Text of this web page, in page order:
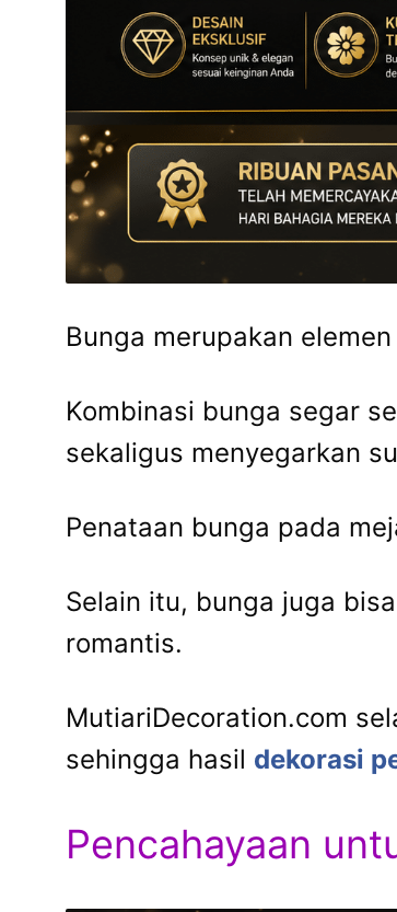
Bunga merupakan
Kombinasi bunga segar
sekaligus menyegarkan
Penataan bunga pada
Selain itu, bunga juga
romantis.
MutiariDecoration.com
sehingga hasil dekorasi
Pencahayaan